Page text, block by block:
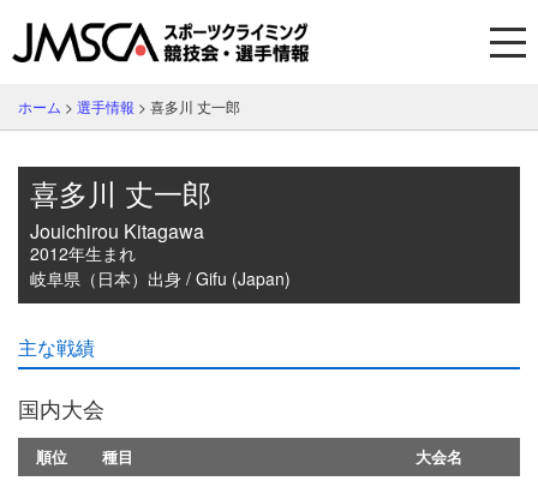
ホーム > 選手情報 > 喜多川 丈一郎
喜多川 丈一郎
Jouichirou Kitagawa
2012年生まれ
岐阜県（日本）出身 / Gifu (Japan)
主な戦績
国内大会
順位 種目
大会名